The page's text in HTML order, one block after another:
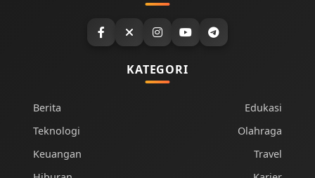
KATEGORI
Berita
Teknologi
Keuangan
Edukasi
Olahraga
Travel